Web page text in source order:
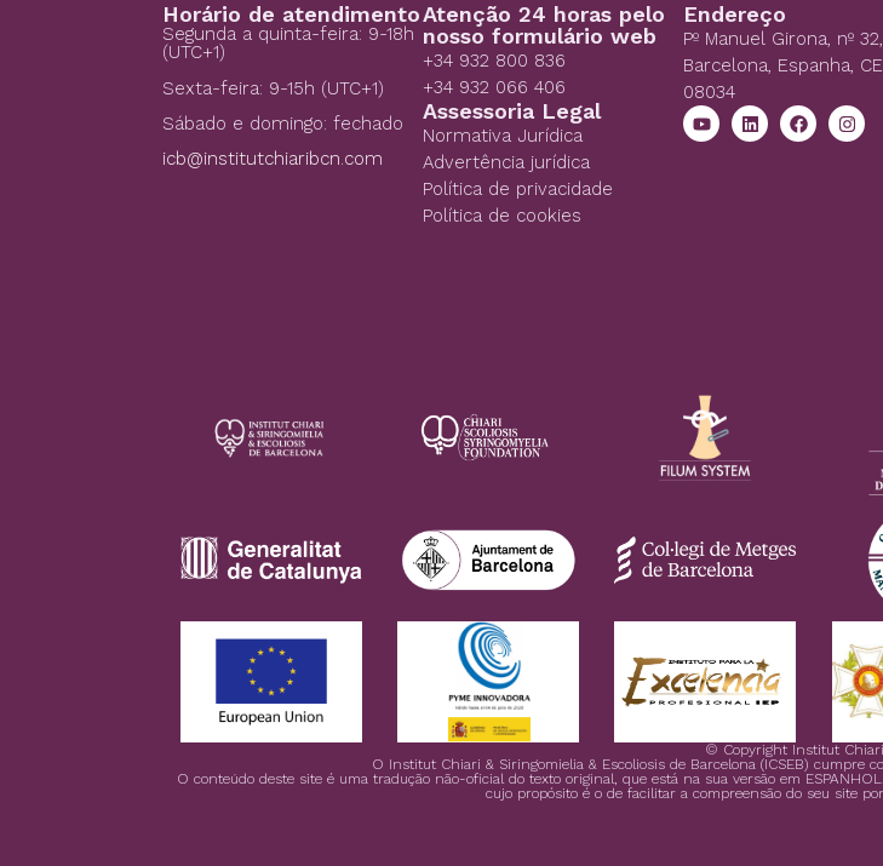
Horário de atendimento
Segunda a quinta-feira: 9-18h
(UTC+1)
Sexta-feira: 9-15h (UTC+1)
Sábado e domingo: fechado
icb@institutchiaribcn.com
Atenção 24 horas pelo
nosso formulário web
+34 932 800 836
+34 932 066 406
Assessoria Legal
Normativa Jurídica
Advertência jurídica
Política de privacidade
Política de cookies
Endereço
Pº Manuel Girona, nº 32,
Barcelona, Espanha,
08034
© Copyright Institut
O Institut Chiari & Siringomielia & Escoliosis de Barcelona (ICSEB) cumpre
O conteúdo deste site é uma tradução não-oficial do texto original, que está na sua versão em
cujo propósito é o de facilitar a compreensão do seu site